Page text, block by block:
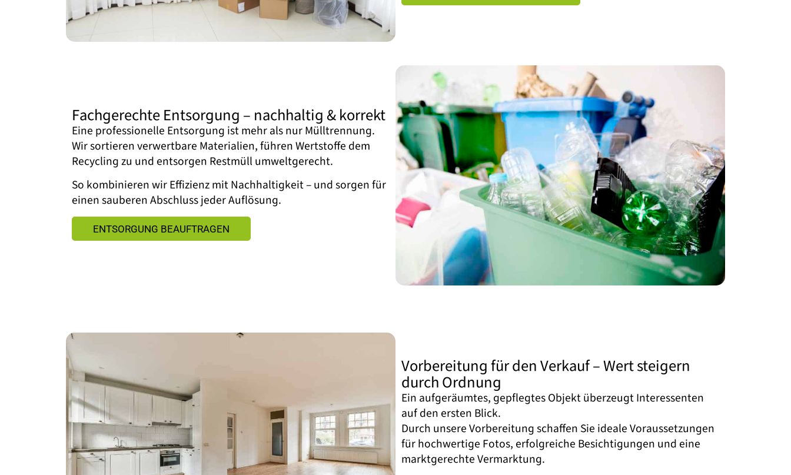
Fachgerechte Entsorgung – nachhaltig & korrekt
Eine professionelle Entsorgung ist mehr als nur Mülltrennung.
Wir sortieren verwertbare Materialien, führen Wertstoffe dem
Recycling zu und entsorgen Restmüll umweltgerecht.
So kombinieren wir Effizienz mit Nachhaltigkeit – und sorgen für
einen sauberen Abschluss jeder Auflösung.
ENTSORGUNG BEAUFTRAGEN
Vorbereitung für den Verkauf – Wert steigern
durch Ordnung
Ein aufgeräumtes, gepflegtes Objekt überzeugt Interessenten
auf den ersten Blick.
Durch unsere Vorbereitung schaffen Sie ideale Voraussetzungen
für hochwertige Fotos, erfolgreiche Besichtigungen und eine
marktgerechte Vermarktung.